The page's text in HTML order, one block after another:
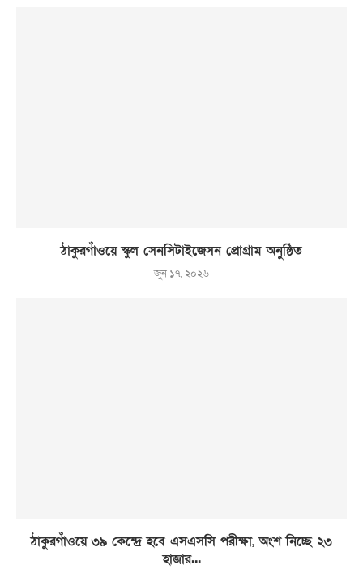
ঠাকুরগাঁওয়ে স্কুল সেনসিটাইজেসন প্রোগ্রাম অনুষ্ঠিত
জুন ১৭, ২০২৬
ঠাকুরগাঁওয়ে ৩৯ কেন্দ্রে হবে এসএসসি পরীক্ষা, অংশ নিচ্ছে ২৩
হাজার...